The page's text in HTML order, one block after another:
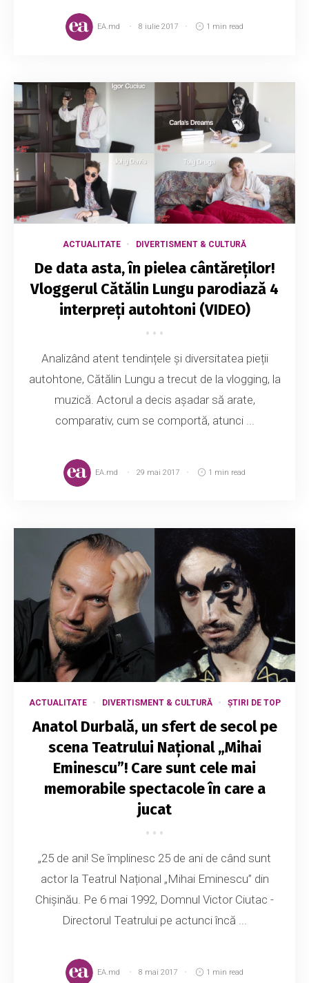
EA.md 8 iulie 2017 1 min read
ACTUALITATE DIVERTISMENT & CULTURĂ
De data asta, în pielea cântăreților!
Vloggerul Cătălin Lungu parodiază 4
interpreți autohtoni (VIDEO)
Analizând atent tendințele și diversitatea pieții
autohtone, Cătălin Lungu a trecut de la vlogging, la
muzică. Actorul a decis așadar să arate,
comparativ, cum se comportă, atunci ...
EA.md 29 mai 2017 1 min read
ACTUALITATE DIVERTISMENT & CULTURĂ ȘTIRI DE TOP
Anatol Durbală, un sfert de secol pe
scena Teatrului Național „Mihai
Eminescu”! Care sunt cele mai
memorabile spectacole în care a
jucat
„25 de ani! Se împlinesc 25 de ani de când sunt
actor la Teatrul Național „Mihai Eminescu” din
Chișinău. Pe 6 mai 1992, Domnul Victor Ciutac -
Directorul Teatrului pe actunci încă ...
EA.md 8 mai 2017 1 min read